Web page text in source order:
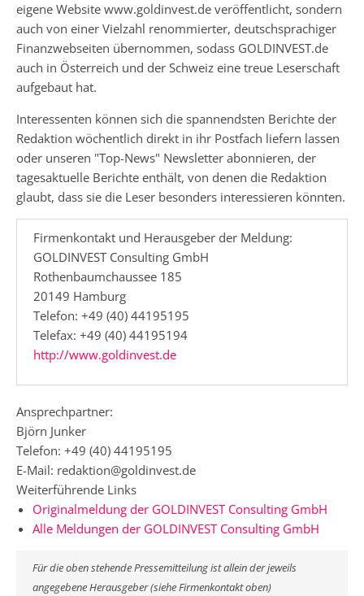
eigene Website www.goldinvest.de veröffentlicht, sondern
auch von einer Vielzahl renommierter, deutschsprachiger
Finanzwebseiten übernommen, sodass GOLDINVEST.de
auch in Österreich und der Schweiz eine treue Leserschaft
aufgebaut hat.
Interessenten können sich die spannendsten Berichte der
Redaktion wöchentlich direkt in ihr Postfach liefern lassen
oder unseren "Top-News" Newsletter abonnieren, der
tagesaktuelle Berichte enthält, von denen die Redaktion
glaubt, dass sie die Leser besonders interessieren könnten.
Firmenkontakt und Herausgeber der Meldung:
GOLDINVEST Consulting GmbH
Rothenbaumchaussee 185
20149 Hamburg
Telefon: +49 (40) 44195195
Telefax: +49 (40) 44195194
http://www.goldinvest.de
Ansprechpartner:
Björn Junker
Telefon: +49 (40) 44195195
E-Mail: redaktion@goldinvest.de
Weiterführende Links
Originalmeldung der GOLDINVEST Consulting GmbH
Alle Meldungen der GOLDINVEST Consulting GmbH
Für die oben stehende Pressemitteilung ist allein der jeweils
angegebene Herausgeber (siehe Firmenkontakt oben)